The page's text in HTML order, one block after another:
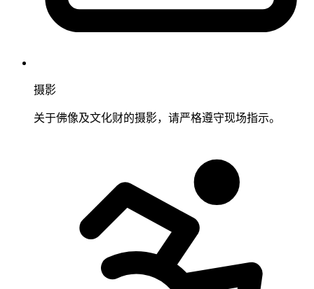
摄影
关于佛像及文化财的摄影，请严格遵守现场指示。